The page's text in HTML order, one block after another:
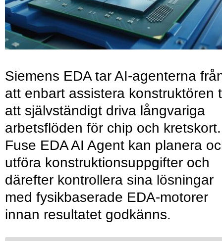
Siemens EDA tar AI-agenterna
att enbart assistera konstruktören
att självständigt driva långvariga
arbetsflöden för chip och kretskort.
Fuse EDA AI Agent kan planera
utföra konstruktionsuppgifter och
därefter kontrollera sina lösningar
med fysikbaserade EDA-motorer
innan resultatet godkänns.